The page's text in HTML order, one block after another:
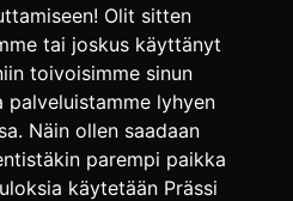
Olit sitten
tai joskus käyttänyt
toivoisimme sinun
palveluistamme lyhyen
Näin ollen saadaan
parempi paikka
käytetään Prässi